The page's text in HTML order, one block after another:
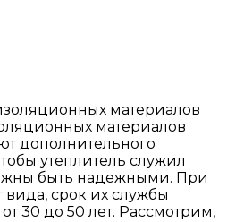
материалов
дополнительного
утеплитель служил
быть надежными. При
вида, срок их службы
30 до 50 лет. Рассмотрим,